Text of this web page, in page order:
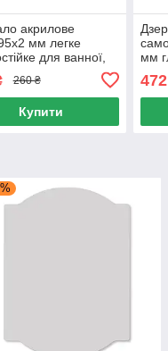
акрилове
мм легке
для ванної,
260 ₴
Купити
мм
472